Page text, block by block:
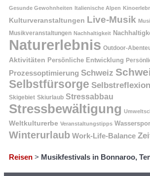
Gesunde Gewohnheiten Italienische Alpen
Kulturveranstaltungen Live-Musik
Musikveranstaltungen Nachhaltigkeit
Naturerlebnis Outdoor-
Aktivitäten Persönliche Entwicklung
Prozessoptimierung Schweiz
Selbstfürsorge Selbstreflexion
Skigebiet Skiurlaub Stressabbau
Stressbewältigung
Weltkulturerbe Veranstaltungstipps
Winterurlaub Work-Life-Balance
Reisen > Musikfestivals in Bonnaroo,